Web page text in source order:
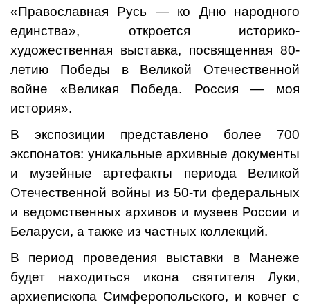
«Православная Русь — ко Дню народного
единства», откроется историко-
художественная выставка, посвященная 80-
летию Победы в Великой Отечественной
войне «Великая Победа. Россия — моя
история».
В экспозиции представлено более 700
экспонатов: уникальные архивные документы
и музейные артефакты периода Великой
Отечественной войны из 50-ти федеральных
и ведомственных архивов и музеев России и
Беларуси, а также из частных коллекций.
В период проведения выставки в Манеже
будет находиться икона святителя Луки,
архиепископа Симферопольского, и ковчег с